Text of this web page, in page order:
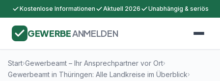
Kostenlose Informationen Aktuell 2026 Unabhängig & seriös
GEWERBEANMELDEN
Start›Gewerbeamt – Ihr Ansprechpartner vor Ort›
Gewerbeamt in Thüringen: Alle Landkreise im Überblick›